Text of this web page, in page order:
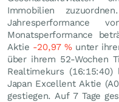
Immobilien
Jahresperformance
Monatsperformance
Aktie -20,97%unter
über ihrem 52-Wochen
Realtimekurs
Japan Excellent Aktie
gestiegen. Auf 7 Tage